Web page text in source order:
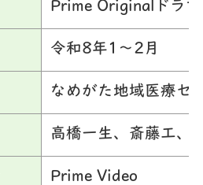
Prime Originalドラ
令和8年1～2月
なめがた地域医療セ
高橋一生、斎藤工、
Prime Video